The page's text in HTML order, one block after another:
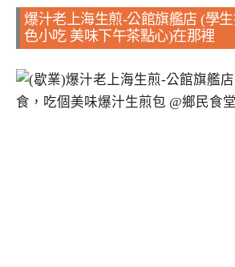
爆汁老上海生煎-公館旗艦店 (學
色小吃 美味下午茶點心)在那裡